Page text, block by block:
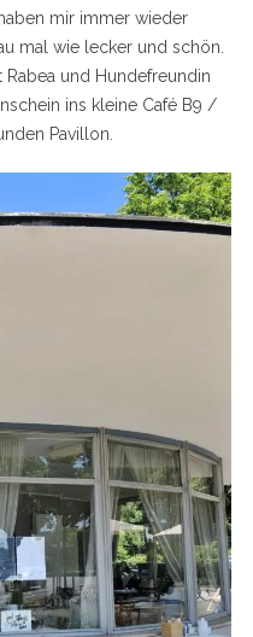
mir immer wieder
mal wie lecker und schön.
und Hundefreundin
ins kleine Café B9 /
Pavillon.